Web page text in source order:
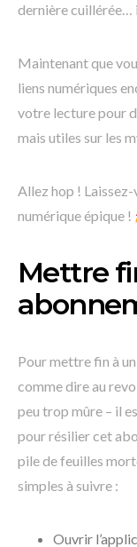
dernière cuillérée…
Maintenant que
liens numériques
votre lecture pour
mais utiles sur les
Allez hop !
numérique épique !
Mettre
Pour mettre fin à
comme dire au
peu trop mûre – il
pour résilier cet
pile de feuilles
simples à suivre :
Ouvrir